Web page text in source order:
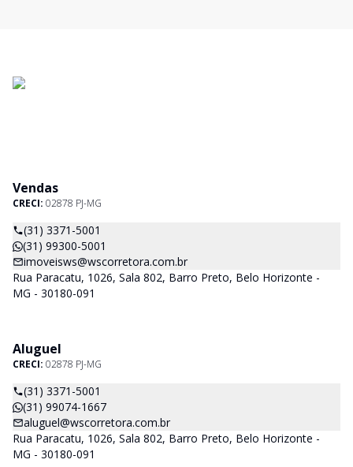
Vendas
CRECI: 02878 PJ-MG
(31) 3371-5001
(31) 99300-5001
imoveisws@wscorretora.com.br
Rua Paracatu, 1026, Sala 802, Barro Preto, Belo Horizonte -
MG - 30180-091
Aluguel
CRECI: 02878 PJ-MG
(31) 3371-5001
(31) 99074-1667
aluguel@wscorretora.com.br
Rua Paracatu, 1026, Sala 802, Barro Preto, Belo Horizonte -
MG - 30180-091